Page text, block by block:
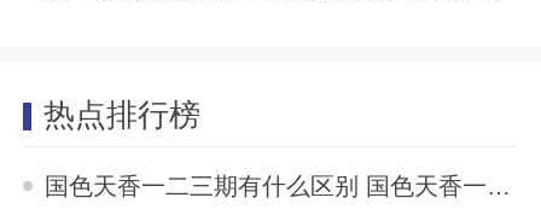
热点排行榜
国色天香一二三期有什么区别 国色天香一二三期区别是什么